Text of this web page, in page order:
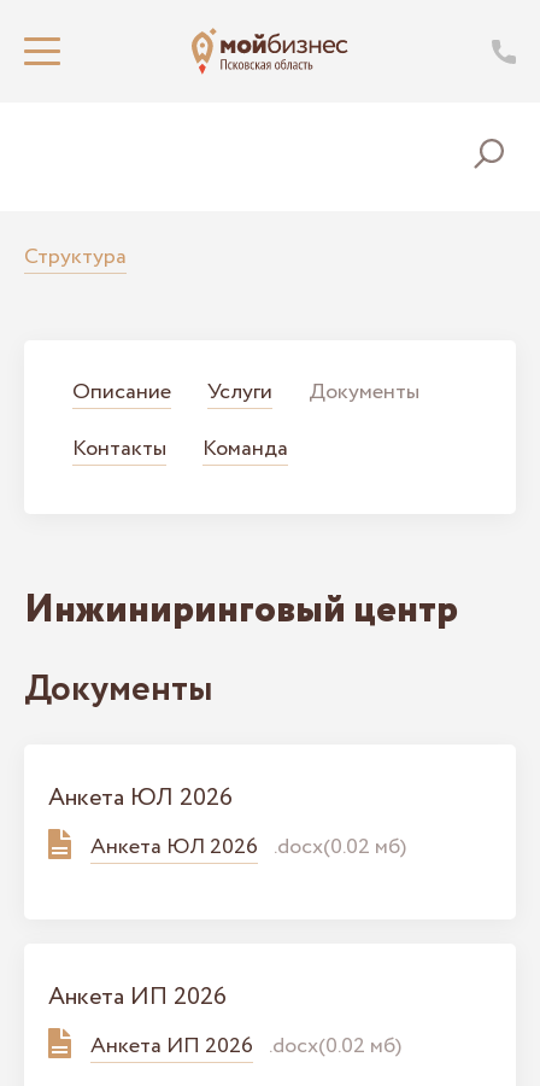
Структура
Описание Услуги
Документы
Контакты
Команда
Инжиниринговый центр
Документы
Анкета ЮЛ 2026
Анкета ЮЛ 2026 .docx(0.02 мб)
Анкета ИП 2026
Анкета ИП 2026 .docx(0.02 мб)